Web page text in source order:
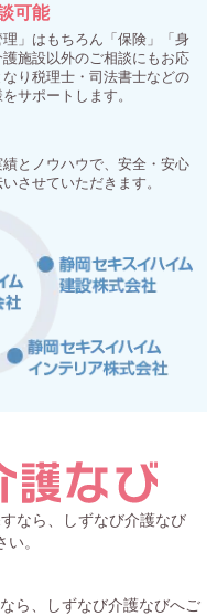
可能
理」はもちろん「保険」「身
施設以外のご相談にもお応
り税理士・司法書士などの
サポートします。
とノウハウで、安全・安心
させていただきます。
なら、しずなび介護なび
。
ら、しずなび介護なびへご